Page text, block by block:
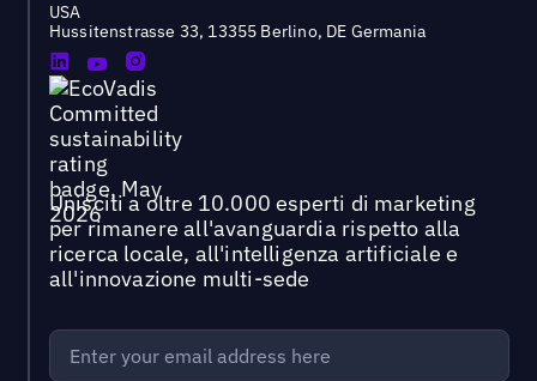
USA
Hussitenstrasse 33, 13355 Berlino, DE Germania
Unisciti a oltre 10.000 esperti di marketing
per rimanere all'avanguardia rispetto alla
ricerca locale, all'intelligenza artificiale e
all'innovazione multi-sede